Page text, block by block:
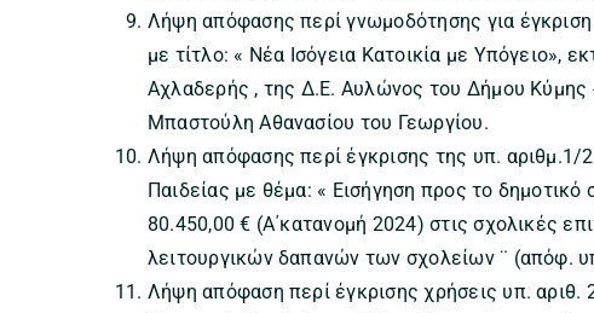
Λήψη απόφασης περί γνωμοδότησης για
με τίτλο: « Νέα Ισόγεια Κατοικία με Υπόγειο»,
Αχλαδερής , της Δ.Ε. Αυλώνος του Δήμου Κύμης
Μπαστούλη Αθανασίου του Γεωργίου.
Λήψη απόφασης περί έγκρισης της υπ. αριθμ.1/
Παιδείας με θέμα: « Εισήγηση προς το
80.450,00 € (Α΄κατανομή 2024) στις σχολικές
λειτουργικών δαπανών των σχολείων ¨ (απόφ.
Λήψη απόφαση περί έγκρισης χρήσεις υπ.